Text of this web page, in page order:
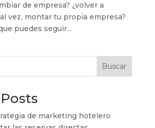
de empresa? ¿volver a
vez, montar tu propia empresa?
puedes seguir...
Buscar
de marketing hotelero